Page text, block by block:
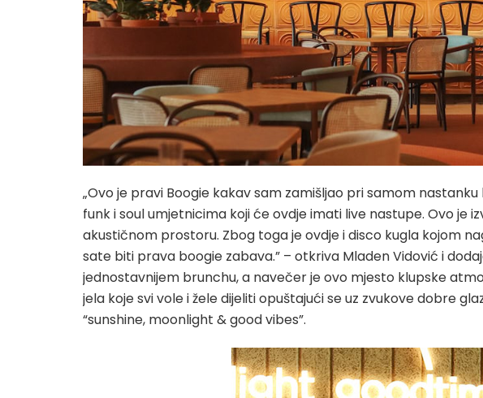
„Ovo je pravi Boogie kakav sam zamišljao pri samom
funk i soul umjetnicima koji će ovdje imati live nastupe. Ovo je
akustičnom prostoru. Zbog toga je ovdje i disco kugla kojom
sate biti prava boogie zabava.” – otkriva Mladen Vidović i
jednostavnijem brunchu, a navečer je ovo mjesto klupske
jela koje svi vole i žele dijeliti opuštajući se uz zvukove dobre
“sunshine, moonlight & good vibes”.